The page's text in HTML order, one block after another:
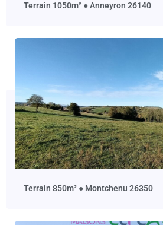
terrain 1050m² ● Anneyron 26140
terrain 850m² ● Montchenu 26350